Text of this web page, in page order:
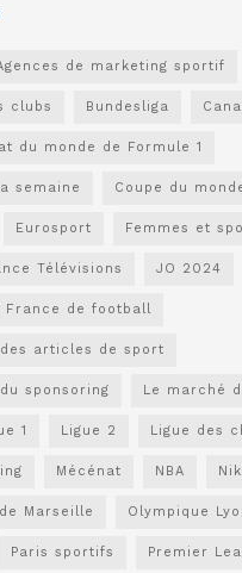
de marketing sportif
clubs Bundesliga
du monde de Formule 1
semaine Coupe du
Eurosport Femmes et
Télévisions JO 2024
France de football
articles de sport
sponsoring Le marché
1 Ligue 2 Ligue des
Mécénat NBA
Marseille Olympique
Paris sportifs Premier